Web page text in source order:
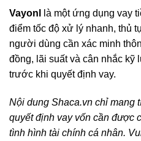
Vayonl
là một ứng dụng vay
điểm tốc độ xử lý nhanh, thủ
người dùng cần xác minh
đồng, lãi suất và cân nhắc kỹ
trước khi quyết định vay.
Nội dung Shaca.vn chỉ mang
quyết định vay vốn cần được
tình hình tài chính cá nhân.